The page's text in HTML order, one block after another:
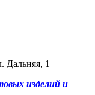
Дальняя, 1
изделий и